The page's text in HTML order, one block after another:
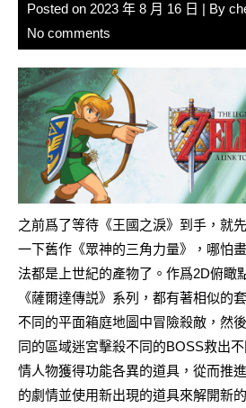
Posted on 2023 年 8 月 16 日 | By
No comments
之前爲了等待《王國之淚》到手，就
一下舊作《眾神的三角力量》，哪怕
法都是上世紀的產物了。作爲2D俯瞰
《薩爾達傳説》系列，都有著相似的
不同的平面箱庭地圖中冒險殺敵，然
同的區域迷宮擊殺不同的BOSS救出不
情人物獲得功能各異的道具，從而推
的劇情並使用新出現的道具來解開新